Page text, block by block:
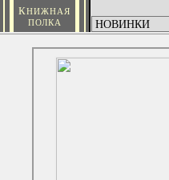
КНИЖНАЯ
ПОЛКА